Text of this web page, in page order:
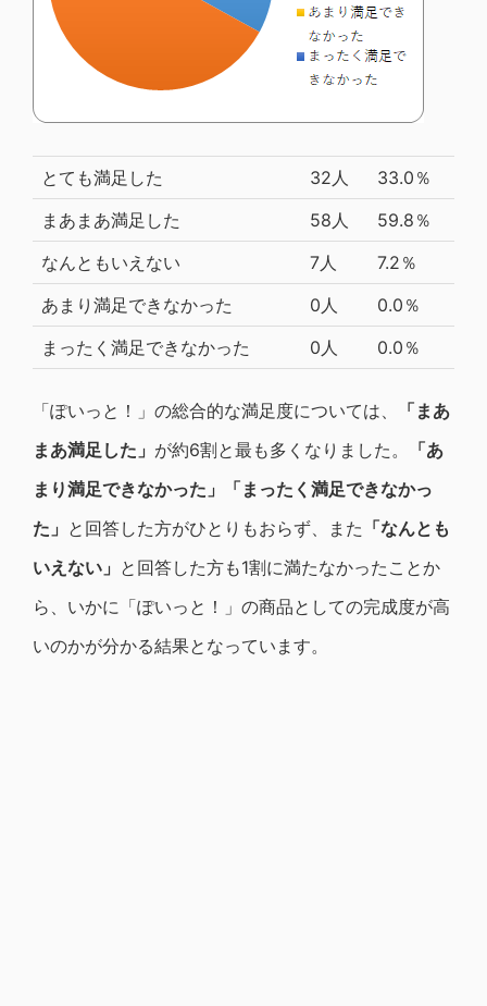
とても満足した 32人
33.0％
まあまあ満足した
58人
59.8％
なんともいえない
7人
7.2％
あまり満足できなかった
0人
0.0％
まったく満足できなかった
0人 0.0％
「ぽいっと！」の総合的な満足度については、
「まあ
まあ満足した」 が約6割と最も多くなりました。
「あ
まり満足できなかった」「まったく満足できなかっ
た」 と回答した方がひとりもおらず、また 「なんとも
いえない」 と回答した方も1割に満たなかったことか
ら、いかに「ぽいっと！」の商品としての完成度が高
いのかが分かる結果となっています。